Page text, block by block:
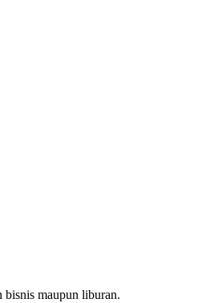
bisnis maupun liburan.